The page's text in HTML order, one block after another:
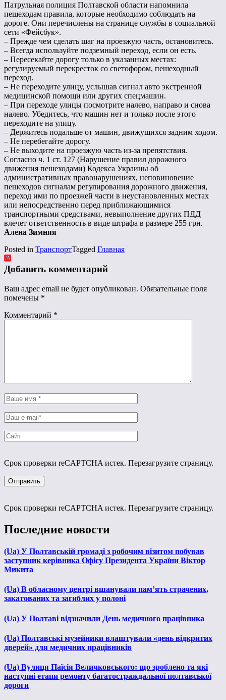
Патрульная полиция Полтавской области напомнила
пешеходам правила, которые необходимо соблюдать на
дороге. Они перечислены на странице службы в социальной
сети «Фейсбук».
– Прежде чем сделать шаг на проезжую часть, остановитесь.
– Всегда используйте подземный переход, если он есть.
– Пересекайте дорогу только в указанных местах:
регулируемый перекресток со светофором, пешеходный
переход.
– Не переходите улицу, услышав сигнал авто экстренной
медицинской помощи или других спецмашин.
– При переходе улицы посмотрите налево, направо и снова
налево. Убедитесь, что машин нет и только после этого
переходите на улицу.
– Держитесь подальше от машин, движущихся задним ходом.
– Не перебегайте дорогу.
– Не выходите на проезжую часть из-за препятствия.
Согласно ч. 1 ст. 127 (Нарушение правил дорожного
движения пешеходами) Кодекса Украины об
административных правонарушениях, неповиновение
пешеходов сигналам регулирования дорожного движения,
переход ими по проезжей части в неустановленных местах
или непосредственно перед приближающимися
транспортными средствами, невыполнение других ПДД
влечет ответственность в виде штрафа в размере 255 грн.
Алена Зимняя
Posted in ТранспортTagged Главная
Добавить комментарий
Ваш адрес email не будет опубликован. Обязательные поля
помечены *
Комментарий *
Срок проверки reCAPTCHA истек. Перезагрузите страницу.
Срок проверки reCAPTCHA истек. Перезагрузите страницу.
Последние новости
(Ua) У Полтавській громаді з робочим візитом побував
заступник керівника Офісу Президента України Віктор
Микита
(Ua) В обласному центрі вшанували пам’ять страчених,
закатованих та загиблих у полоні
(Ua) У Полтаві відзначили День медичного працівника
(Ua) Полтавські музейники влаштували «день відкритих
дверей» для медичних працівників
(Ua) Вулиця Паїсія Величковського: що зроблено та які
наступні етапи ремонту багатостраждальної полтавської
дороги